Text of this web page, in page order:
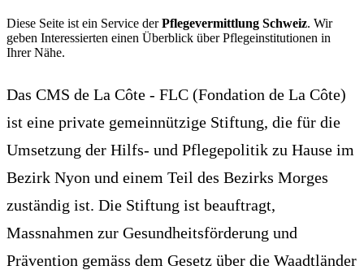
Diese Seite ist ein Service derPflegevermittlung Schweiz. Wir
geben Interessierten einen Überblick über Pflegeinstitutionen in
Ihrer Nähe.
Das CMS de La Côte - FLC (Fondation de La Côte)
ist eine private gemeinnützige Stiftung, die für die
Umsetzung der Hilfs- und Pflegepolitik zu Hause im
Bezirk Nyon und einem Teil des Bezirks Morges
zuständig ist. Die Stiftung ist beauftragt,
Massnahmen zur Gesundheitsförderung und
Prävention gemäss dem Gesetz über die Waadtländer